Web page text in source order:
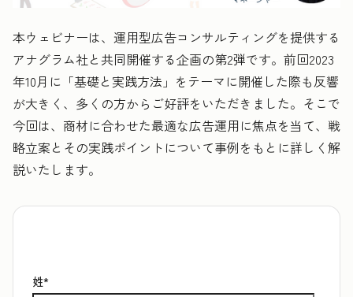
本ウェビナーは、運用型広告コンサルティングを提供する
アナグラム社と共同開催する企画の第2弾です。前回2023
年10月に「基礎と実践方法」をテーマに開催した際も反響
が大きく、多くの方からご好評をいただきました。そこで
今回は、商材に合わせた最適な広告運用に焦点を当て、戦
略立案とその実践ポイントについて事例をもとに詳しく解
説いたします。
姓*